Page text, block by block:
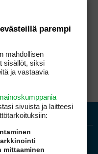
parempi
mahdollisen
sisällöt, siksi
ja vastaavia
sivuista ja laitteesi
mittaaminen